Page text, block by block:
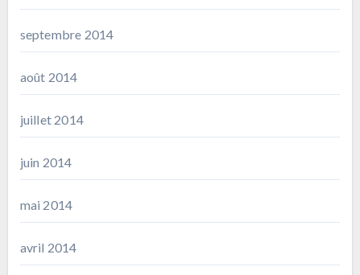
septembre 2014
août 2014
juillet 2014
juin 2014
mai 2014
avril 2014